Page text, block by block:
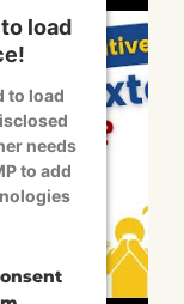
load
to load
needs
to add